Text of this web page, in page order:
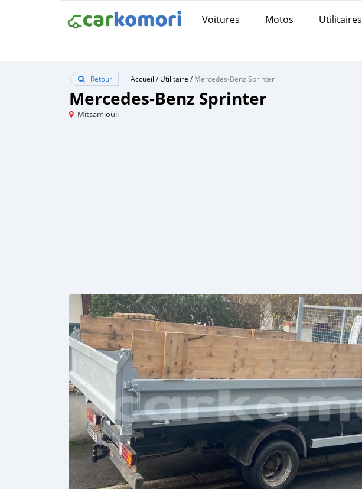
Voitures Motos Utilitaires
Retour Accueil /Utilitaire /Mercedes‒Benz Sprinter
Mercedes‒Benz Sprinter
Mitsamiouli